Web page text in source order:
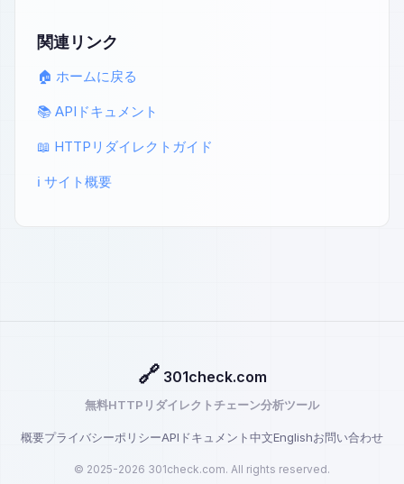
関連リンク
🏠 ホームに戻る
📚 APIドキュメント
📖 HTTPリダイレクトガイド
ℹ️ サイト概要
🔗 301check.com
無料HTTPリダイレクトチェーン分析ツール
概要プライバシーポリシーAPIドキュメント中文Englishお問い合わせ
© 2025-2026 301check.com. All rights reserved.